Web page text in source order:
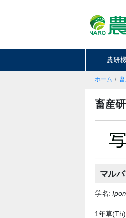
農研
ホーム 畜
畜産
マル
学名:
1年草